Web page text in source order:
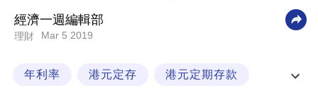
業
科
經濟一週編輯部
理財 Mar 5 2019
年利率 港元定存 港元定期存款